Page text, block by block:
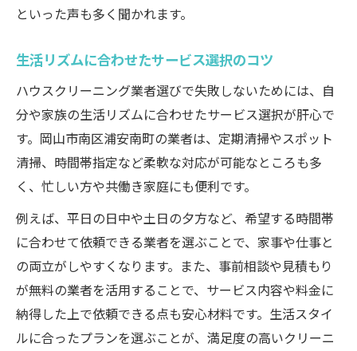
といった声も多く聞かれます。
生活リズムに合わせたサービス選択のコツ
ハウスクリーニング業者選びで失敗しないためには、自
分や家族の生活リズムに合わせたサービス選択が肝心で
す。岡山市南区浦安南町の業者は、定期清掃やスポット
清掃、時間帯指定など柔軟な対応が可能なところも多
く、忙しい方や共働き家庭にも便利です。
例えば、平日の日中や土日の夕方など、希望する時間帯
に合わせて依頼できる業者を選ぶことで、家事や仕事と
の両立がしやすくなります。また、事前相談や見積もり
が無料の業者を活用することで、サービス内容や料金に
納得した上で依頼できる点も安心材料です。生活スタイ
ルに合ったプランを選ぶことが、満足度の高いクリーニ